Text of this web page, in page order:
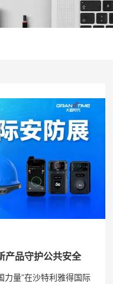
产品守护公共安全
力量”在沙特利雅得国际